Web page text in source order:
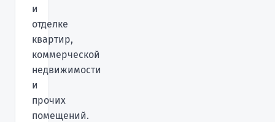
и
отделке
квартир,
коммерческой
недвижимости
и
прочих
помещений.